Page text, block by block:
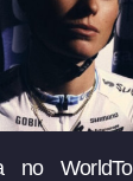
no